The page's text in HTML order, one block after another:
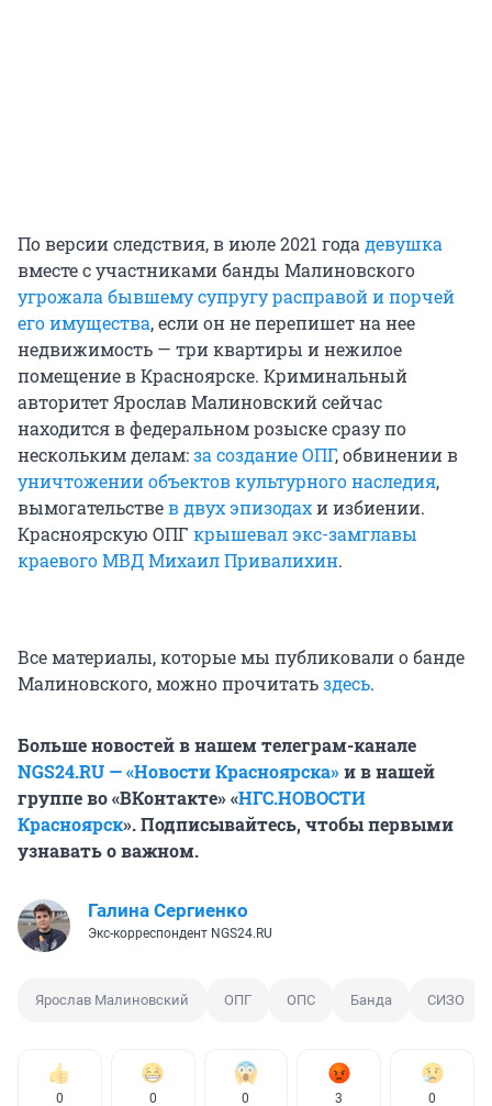
По версии следствия, в июле 2021 годадевушка
вместе с участниками банды Малиновского
угрожала бывшему супругу расправой и порчей
его имущества, если он не перепишет на нее
недвижимость — три квартиры и нежилое
помещение в Красноярске. Криминальный
авторитет Ярослав Малиновский сейчас
находится в федеральном розыске сразу по
нескольким делам:за создание ОПГ, обвинении в
уничтожении объектов культурного наследия,
вымогательствев двух эпизодахи избиении.
Красноярскую ОПГ крышевал экс-замглавы
краевого МВД Михаил Привалихин.
Все материалы, которые мы публиковали о банде
Малиновского, можно прочитатьздесь.
Больше новостей в нашем телеграм-канале
NGS24.RU — «Новости Красноярска»и в нашей
группе во «ВКонтакте» «НГС.НОВОСТИ
Красноярск». Подписывайтесь, чтобы первыми
узнавать о важном.
Галина Сергиенко
Экс-корреспондент NGS24.RU
Ярослав Малиновский ОПГ ОПС Банда СИЗО
0 0 0 3 0